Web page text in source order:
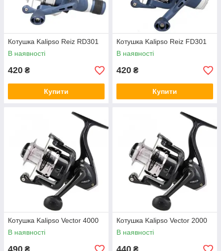
Котушка Kalipso Reiz RD301
В наявності
420 ₴
Купити
Котушка Kalipso Reiz FD301
В наявності
420 ₴
Купити
Котушка Kalipso Vector 4000
В наявності
₴
Котушка Kalipso Vector 2000
В наявності
₴